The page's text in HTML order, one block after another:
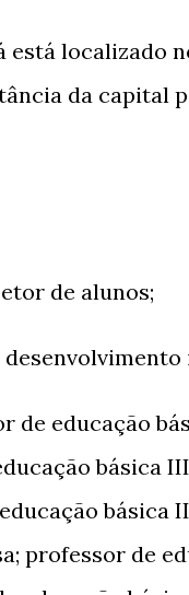
localizado
da capital
de alunos;
de educação
básica
básica
professor de